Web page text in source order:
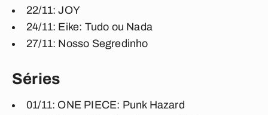
22/11: JOY
24/11: Eike: Tudo ou Nada
27/11: Nosso Segredinho
Séries
01/11: ONE PIECE: Punk Hazard